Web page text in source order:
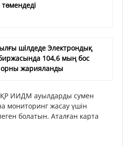
шілдеде Электрондық
104,6 мың бос
жарияланды
ҚР ИИДМ ауылдарды сумен
мониторинг жасау үшін
болатын. Аталған карта